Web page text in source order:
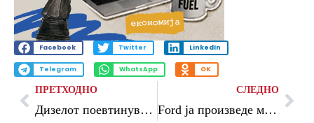
Facebook Twitter LinkedIn
Telegram WhatsApp OK
ПРЕТХОДНО
Дизелот поевтинува за 6,5 денари, бензините поскапуваат
СЛЕДНО
Ford ја произведе милионитата Puma – европска приказна за успех!